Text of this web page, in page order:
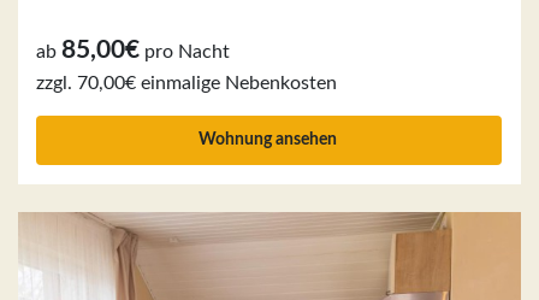
ab 85,00€ pro Nacht
zzgl. 70,00€ einmalige Nebenkosten
Wohnung ansehen